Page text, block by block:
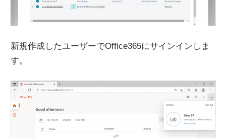
新規作成したユーザーでOffice365にサインインしま
す。